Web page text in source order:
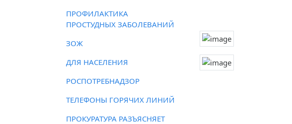
ПРОФИЛАКТИКА
ПРОСТУДНЫХ ЗАБОЛЕВАНИЙ
ЗОЖ
ДЛЯ НАСЕЛЕНИЯ
РОСПОТРЕБНАДЗОР
ТЕЛЕФОНЫ ГОРЯЧИХ ЛИНИЙ
ПРОКУРАТУРА РАЗЪЯСНЯЕТ